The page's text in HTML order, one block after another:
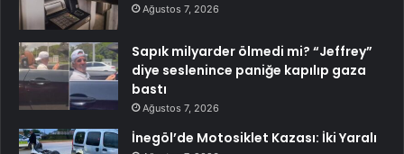
Ağustos 7, 2026
Sapık milyarder ölmedi mi? “Jeffrey”
diye seslenince paniğe kapılıp gaza
bastı
Ağustos 7, 2026
İnegöl’de Motosiklet Kazası: İki Yaralı